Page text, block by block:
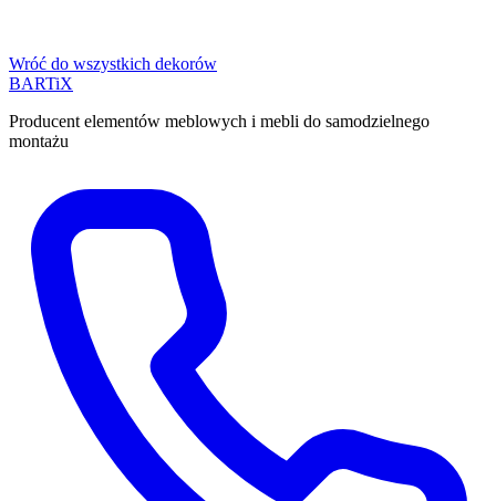
Wróć do wszystkich dekorów
BARTiX
Producent elementów meblowych i mebli do samodzielnego
montażu